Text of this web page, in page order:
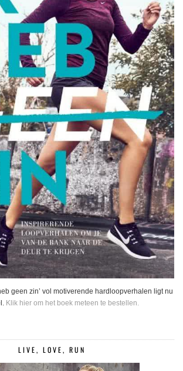
geen zin’ vol motiverende hardloopverhalen ligt nu
Klik hier om het boek meteen te bestellen.
LIVE, LOVE, RUN